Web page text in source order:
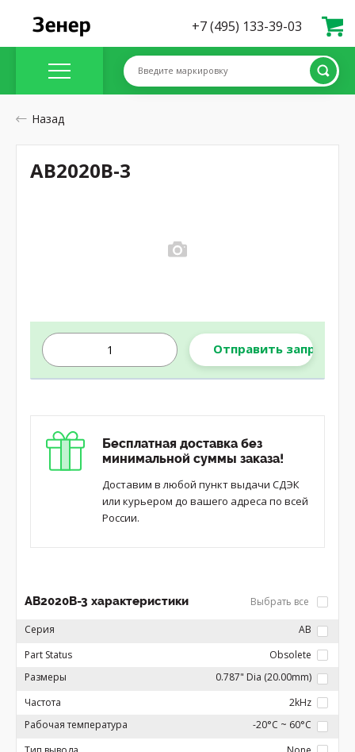
+7 (495) 133-39-03
Введите маркировку
Назад
Отправить запрос
Бесплатная доставка без
минимальной суммы заказа!
Доставим в любой пункт выдачи СДЭК
или курьером до вашего адреса по всей
России.
AB2020B-3 характеристики Выбрать все
Серия
AB
Part Status
Obsolete
Размеры
0.787" Dia (20.00mm)
Частота
2kHz
Рабочая температура
-20°C ~ 60°C
AB2020B-3